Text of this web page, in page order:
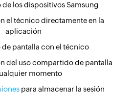
los dispositivos Samsung
el técnico directamente en la
aplicación
pantalla con el técnico
del uso compartido de pantalla
momento
para almacenar la sesión